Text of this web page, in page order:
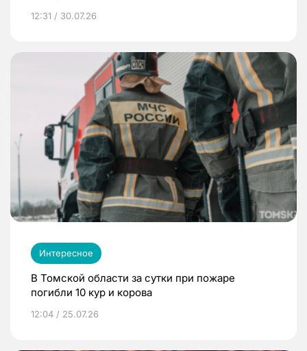
12:31 / 30.07.26
Интересное
В Томской области за сутки при пожаре
погибли 10 кур и корова
12:04 / 25.07.26